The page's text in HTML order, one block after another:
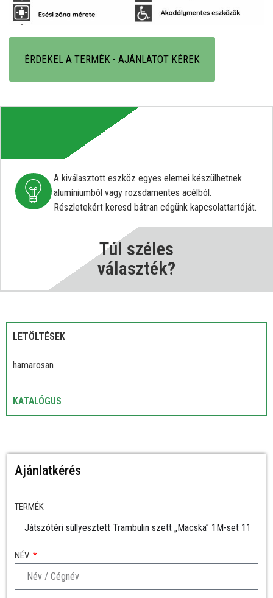
ÉRDEKEL A TERMÉK - AJÁNLATOT KÉREK
A kiválasztott eszköz egyes elemei készülhetnek
alumíniumból vagy rozsdamentes acélból.
Részletekért keresd bátran cégünk kapcsolattartóját.
Túl széles
választék?
LETÖLTÉSEK
hamarosan
KATALÓGUS
Ajánlatkérés
TERMÉK
NÉV